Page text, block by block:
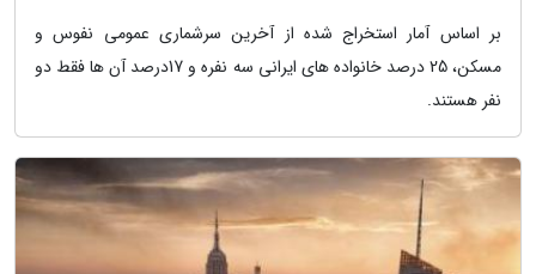
بر اساس آمار استخراج شده از آخرین سرشماری عمومی نفوس و
مسکن، 25 درصد خانواده های ایرانی سه نفره و 17درصد آن ها فقط دو
نفر هستند.